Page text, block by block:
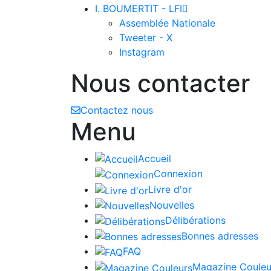
I. BOUMERTIT - LFI
Assemblée Nationale
Tweeter - X
Instagram
Nous contacter
Contactez nous
Menu
Accueil
Connexion
Livre d'or
Nouvelles
Délibérations
Bonnes adresses
FAQ
Magazine